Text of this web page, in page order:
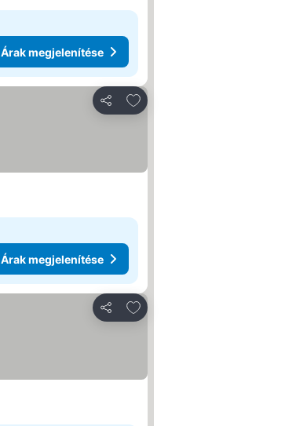
Árak megjelenítése
Megosztás
Hozzáadás a kedvencekhez
Árak megjelenítése
Megosztás
Hozzáadás a kedvencekhez